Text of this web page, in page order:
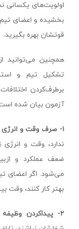
اولویت‌های یکسانی
بخشیده و اعضای تیم
قوتشان بهره بگیرید.
تشکیل تیم و
برطرف‌کردن
آزمون بیان شده
۱- صرف وقت و انرژی
ندارد، وقت و
ضعف عملکرد و
می‌شود. اگر اعضای
بهتر کار کنند، وقت
۲- پیداکردن